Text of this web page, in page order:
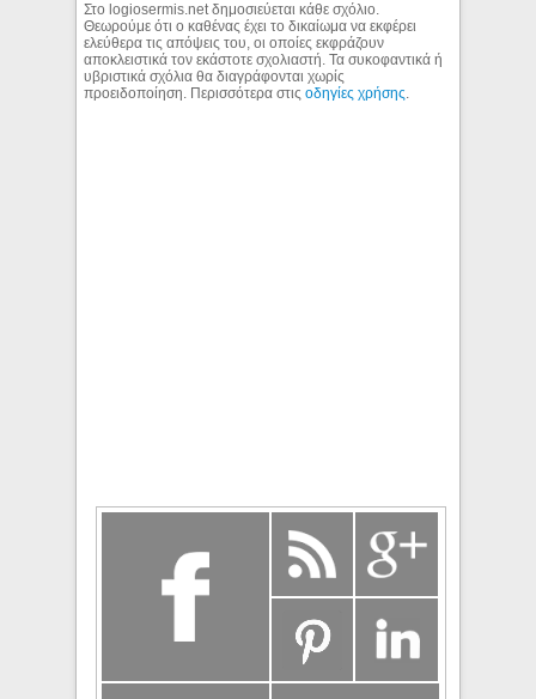
Στο logiosermis.net δημοσιεύεται κάθε σχόλιο.
Θεωρούμε ότι ο καθένας έχει το δικαίωμα να εκφέρει
ελεύθερα τις απόψεις του, οι οποίες εκφράζουν
αποκλειστικά τον εκάστοτε σχολιαστή. Τα συκοφαντικά ή
υβριστικά σχόλια θα διαγράφονται χωρίς
προειδοποίηση. Περισσότερα στιςοδηγίες χρήσης.